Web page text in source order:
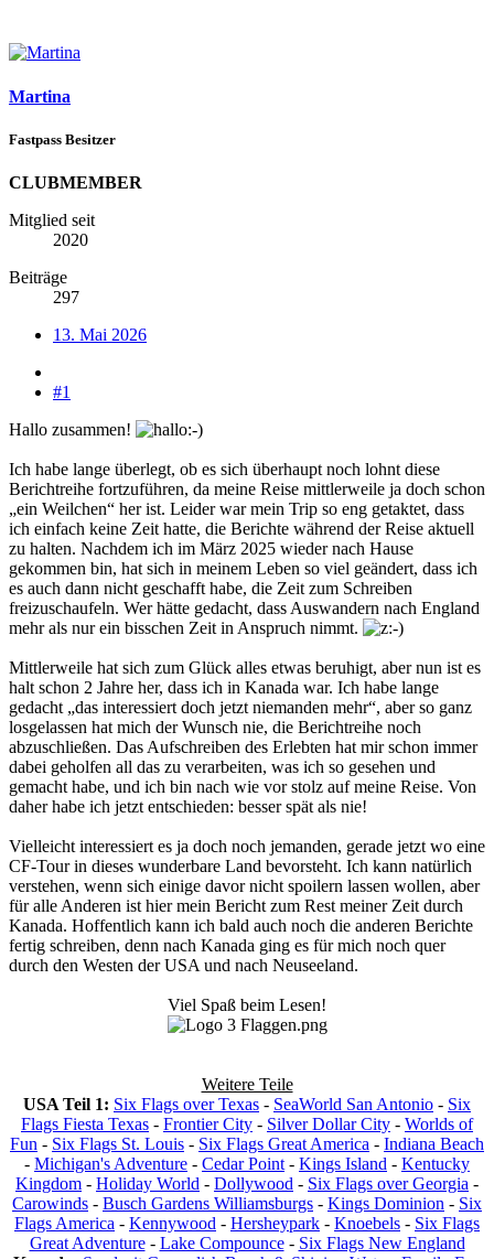
Martina
Fastpass Besitzer
CLUBMEMBER
Mitglied seit
2020
Beiträge
297
13. Mai 2026
#1
Hallo zusammen!
Ich habe lange überlegt, ob es sich überhaupt noch lohnt diese
Berichtreihe fortzuführen, da meine Reise mittlerweile ja doch schon
„ein Weilchen“ her ist. Leider war mein Trip so eng getaktet, dass
ich einfach keine Zeit hatte, die Berichte während der Reise aktuell
zu halten. Nachdem ich im März 2025 wieder nach Hause
gekommen bin, hat sich in meinem Leben so viel geändert, dass ich
es auch dann nicht geschafft habe, die Zeit zum Schreiben
freizuschaufeln. Wer hätte gedacht, dass Auswandern nach England
mehr als nur ein bisschen Zeit in Anspruch nimmt.
Mittlerweile hat sich zum Glück alles etwas beruhigt, aber nun ist es
halt schon 2 Jahre her, dass ich in Kanada war. Ich habe lange
gedacht „das interessiert doch jetzt niemanden mehr“, aber so ganz
losgelassen hat mich der Wunsch nie, die Berichtreihe noch
abzuschließen. Das Aufschreiben des Erlebten hat mir schon immer
dabei geholfen all das zu verarbeiten, was ich so gesehen und
gemacht habe, und ich bin nach wie vor stolz auf meine Reise. Von
daher habe ich jetzt entschieden: besser spät als nie!
Vielleicht interessiert es ja doch noch jemanden, gerade jetzt wo eine
CF-Tour in dieses wunderbare Land bevorsteht. Ich kann natürlich
verstehen, wenn sich einige davor nicht spoilern lassen wollen, aber
für alle Anderen ist hier mein Bericht zum Rest meiner Zeit durch
Kanada. Hoffentlich kann ich bald auch noch die anderen Berichte
fertig schreiben, denn nach Kanada ging es für mich noch quer
durch den Westen der USA und nach Neuseeland.
Viel Spaß beim Lesen!
Weitere Teile
USA Teil 1: Six Flags over Texas - SeaWorld San Antonio - Six
Flags Fiesta Texas - Frontier City - Silver Dollar City - Worlds of
Fun - Six Flags St. Louis - Six Flags Great America - Indiana Beach
- Michigan's Adventure - Cedar Point - Kings Island - Kentucky
Kingdom - Holiday World - Dollywood - Six Flags over Georgia -
Carowinds - Busch Gardens Williamsburgs - Kings Dominion - Six
Flags America - Kennywood - Hersheypark - Knoebels - Six Flags
Great Adventure- Lake Compounce- Six Flags New England